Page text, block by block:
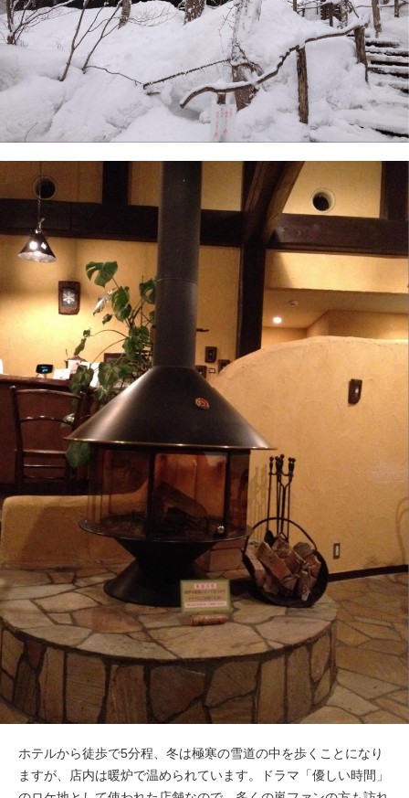
ホテルから徒歩で5分程、冬は極寒の雪道の中を歩くことになり
ますが、店内は暖炉で温められています。ドラマ「優しい時間」